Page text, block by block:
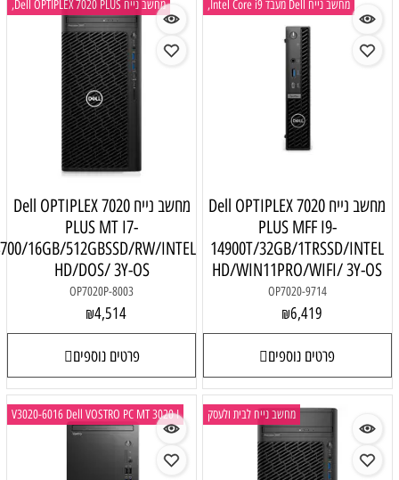
מחשב נייח Dell מעבד Intel Core i9,
מחשב נייח Dell OPTIPLEX 7020
PLUS MFF I9-
14900T/32GB/1TRSSD/INTEL
HD/WIN11PRO/WIFI/ 3Y-OS
OP7020-9714
₪6,419
פרטים נוספים
מחשב נייח Dell OPTIPLEX 7020 PLUS,
מחשב נייח Dell OPTIPLEX 7020
PLUS MT I7-
14700/16GB/512GBSSD/RW/INTEL
HD/DOS/ 3Y-OS
OP7020P-8003
₪4,514
פרטים נוספים
מחשב נייח לבית ולעסק V3020-6016 Dell VOSTRO PC MT 3020 I